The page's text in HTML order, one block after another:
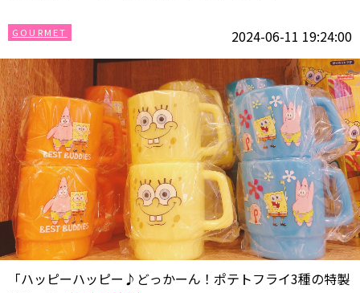
GOURMET 2024-06-11 19:24:00
「ハッピーハッピー♪どっかーん！ポテトフライ3種の特製